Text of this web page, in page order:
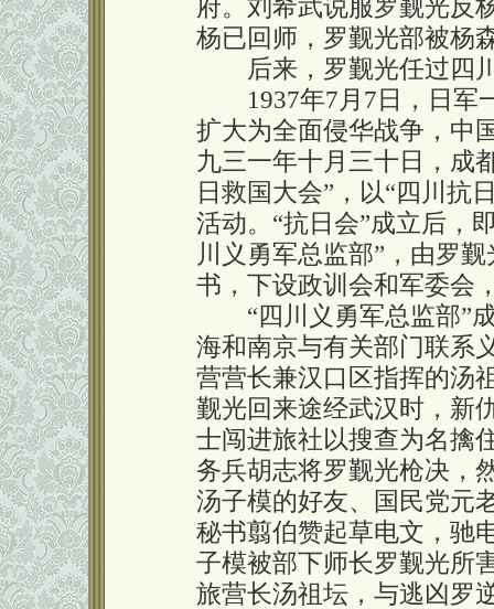
府。刘希武说服罗觐光反
杨已回师，罗觐光部被杨
后来，罗觐光任过四
1937年7月7日，日军
扩大为全面侵华战争，中
九三一年十月三十日，成
日救国大会”，以“四川抗
活动。“抗日会”成立后，
川义勇军总监部”，由罗
书，下设政训会和军委会
“四川义勇军总监部”成
海和南京与有关部门联系
营营长兼汉口区指挥的汤
觐光回来途经武汉时，新
士闯进旅社以搜查为名擒
务兵胡志将罗觐光枪决，
汤子模的好友、国民党元
秘书翦伯赞起草电文，驰
子模被部下师长罗觐光所
旅营长汤祖坛，与逃凶罗